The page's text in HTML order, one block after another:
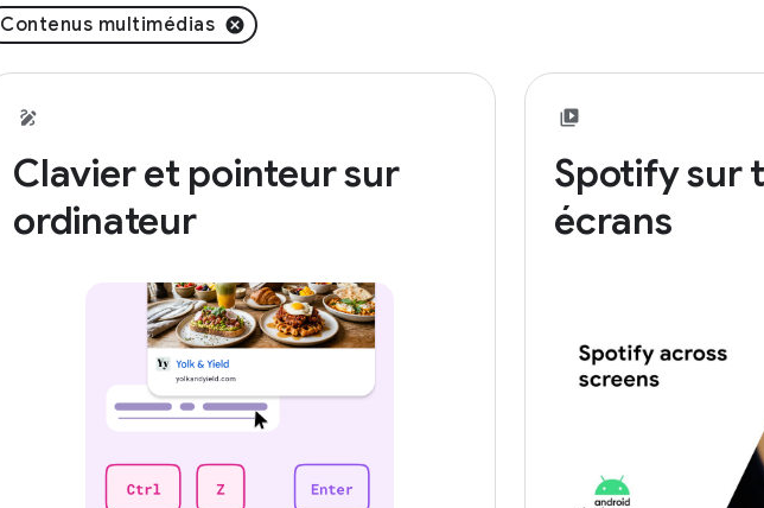
Contenus multimédias
Clavier et pointeur sur
ordinateur
Spotify sur
écrans